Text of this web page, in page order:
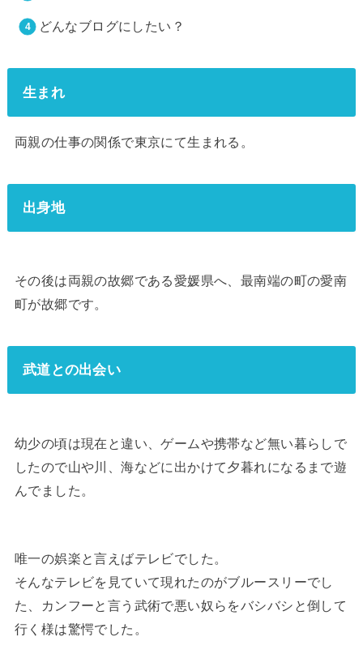
どんなブログにしたい？
生まれ
両親の仕事の関係で東京にて生まれる。
出身地
その後は両親の故郷である愛媛県へ、最南端の町の愛南
町が故郷です。
武道との出会い
幼少の頃は現在と違い、ゲームや携帯など無い暮らしで
したので山や川、海などに出かけて夕暮れになるまで遊
んでました。
唯一の娯楽と言えばテレビでした。
そんなテレビを見ていて現れたのがブルースリーでし
た、カンフーと言う武術で悪い奴らをバシバシと倒して
行く様は驚愕でした。